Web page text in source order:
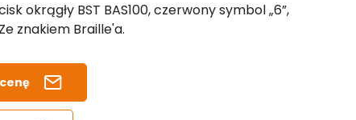
okrągły BST BAS100, czerwony symbol „6”,
znakiem Braille'a.